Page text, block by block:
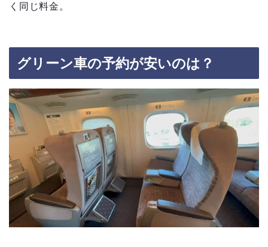
く同じ料金。
グリーン車の予約が安いのは？